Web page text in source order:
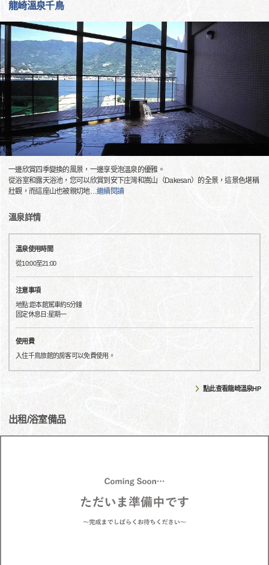
龍崎溫泉千鳥
一邊欣賞四季變換的風景，一邊享受泡溫泉的優雅。
從浴室和露天浴池，您可以欣賞到安下庄灣和嵩山（Dakesan）的全景，這景色堪稱
壯觀，而這座山也被親切地…繼續閱讀
溫泉詳情
溫泉使用時間
從10:00至21:00
注意事項
地點:距本館駕車約5分鐘
固定休息日:星期一
使用費
入住千鳥旅館的房客可以免費使用。
點此查看龍崎溫泉HP
出租/浴室備品